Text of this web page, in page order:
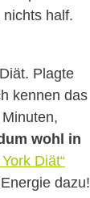
half.
Plagte
kennen das
wohl in
Diät“
dazu!